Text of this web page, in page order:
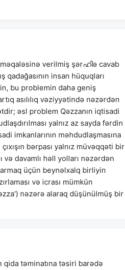
məqaləsinə verilmiş şərഹിə cavab
qadağasının insan hüquqları
bu problemin daha geniş
asılılıq vəziyyətində nəzərdən
əsl problem Qəzzanın iqtisadi
yalnız az sayda fərdin
imkanlarının məhdudlaşmasına
bərpası yalnız müvəqqəti bir
və davamlı həll yolları nəzərdən
üçün beynəlxalq birliyin
və icrası mümkün
nəzərə alaraq düşünülmüş bir
qida təminatına təsiri barədə